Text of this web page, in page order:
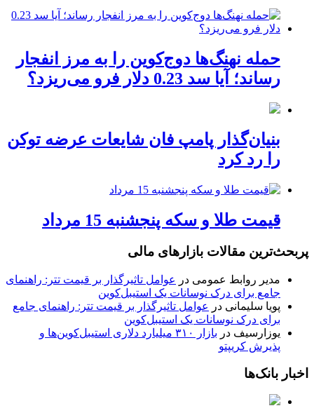
حمله نهنگ‌ها دوج‌کوین را به مرز انفجار
رساند؛ آیا سد 0.23 دلار فرو می‌ریزد؟
بنیان‌گذار پامپ فان شایعات عرضه توکن
را رد کرد
قیمت طلا و سکه پنجشنبه 15 مرداد
پربحث‌ترین مقالات بازارهای مالی
مدیر روابط عمومی در
عوامل تاثیرگذار بر قیمت تتر: راهنمای
جامع برای درک نوسانات یک استیبل‌کوین
پویا سلیمانی در
عوامل تاثیرگذار بر قیمت تتر: راهنمای جامع
برای درک نوسانات یک استیبل‌کوین
یوزارسیف در
بازار ۳۱۰ میلیارد دلاری استیبل‌کوین‌ها و
پذیرش کریپتو
اخبار بانک‌ها